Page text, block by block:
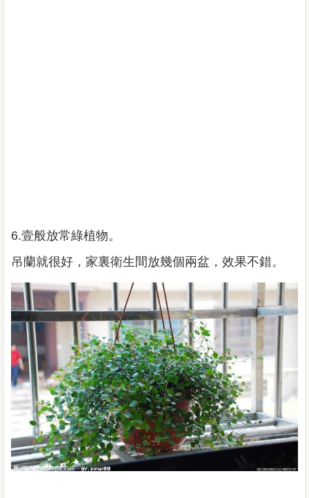
6.壹般放常綠植物。
吊蘭就很好，家裏衛生間放幾個兩盆，效果不錯。